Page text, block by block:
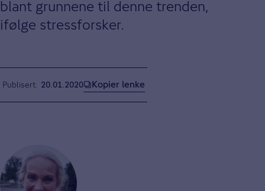
blant grunnene til denne trenden,
ifølge stressforsker.
Publisert 20.01.2020 Kopier lenke